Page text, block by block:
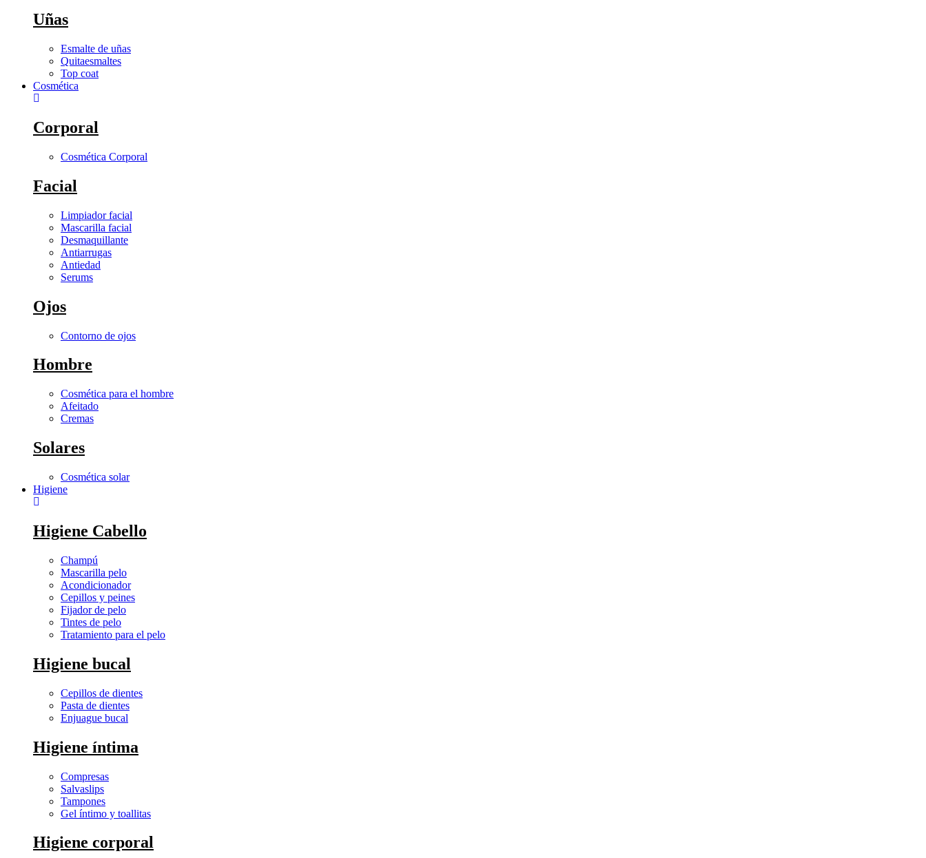
Uñas
Esmalte de uñas
Quitaesmaltes
Top coat
Cosmética
Corporal
Cosmética Corporal
Facial
Limpiador facial
Mascarilla facial
Desmaquillante
Antiarrugas
Antiedad
Serums
Ojos
Contorno de ojos
Hombre
Cosmética para el hombre
Afeitado
Cremas
Solares
Cosmética solar
Higiene
Higiene Cabello
Champú
Mascarilla pelo
Acondicionador
Cepillos y peines
Fijador de pelo
Tintes de pelo
Tratamiento para el pelo
Higiene bucal
Cepillos de dientes
Pasta de dientes
Enjuague bucal
Higiene íntima
Compresas
Salvaslips
Tampones
Gel íntimo y toallitas
Higiene corporal